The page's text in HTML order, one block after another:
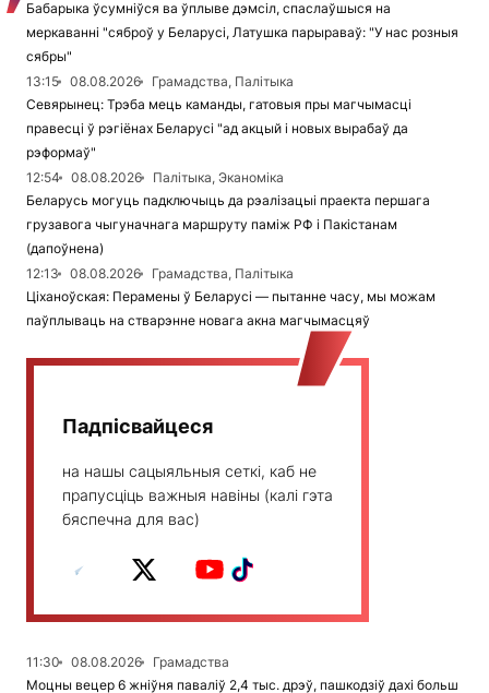
Бабарыка ўсумніўся ва ўплыве дэмсіл, спаслаўшыся на
меркаванні "сяброў у Беларусі, Латушка парыраваў: "У нас розныя
сябры"
13:15
08.08.2026
Грамадства, Палітыка
Севярынец: Трэба мець каманды, гатовыя пры магчымасці
правесці ў рэгіёнах Беларусі "ад акцый і новых вырабаў да
рэформаў"
12:54
08.08.2026
Палітыка, Эканоміка
Беларусь могуць падключыць да рэалізацыі праекта першага
грузавога чыгуначнага маршруту паміж РФ і Пакістанам
(дапоўнена)
12:13
08.08.2026
Грамадства, Палітыка
Ціханоўская: Перамены ў Беларусі — пытанне часу, мы можам
паўплываць на стварэнне новага акна магчымасцяў
Падпісвайцеся
на нашы сацыяльныя сеткі, каб не
прапусціць важныя навіны (калі гэта
бяспечна для вас)
11:30 08.08.2026
Грамадства
Моцны вецер 6 жніўня паваліў 2,4 тыс. дрэў, пашкодзіў дахі больш